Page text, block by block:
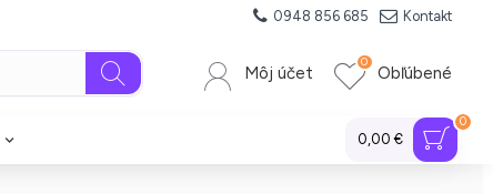
0948 856 685 Kontakt
Môj účet Obľúbené
0
0,00 €
0